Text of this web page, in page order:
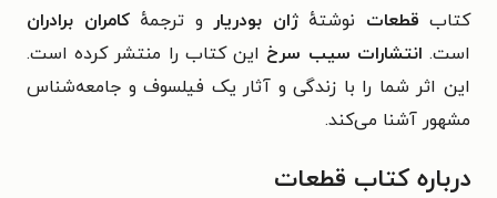
کتاب قطعات نوشتهٔژان بودریار و ترجمهٔکامران برادران
است. انتشارات سیب سرخ این کتاب را منتشر کرده است.
این اثر شما را با زندگی و آثار یک فیلسوف و جامعه‌شناس
مشهور آشنا می‌کند.
درباره کتاب قطعات